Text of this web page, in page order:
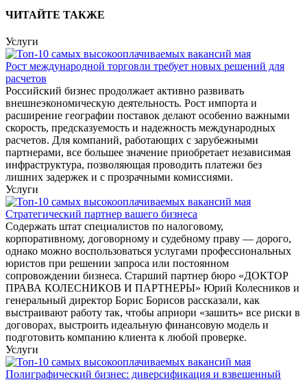
ЧИТАЙТЕ ТАКЖЕ
Услуги
Рост международной торговли требует новых решений для
расчетов
Российский бизнес продолжает активно развивать
внешнеэкономическую деятельность. Рост импорта и
расширение географии поставок делают особенно важными
скорость, предсказуемость и надежность международных
расчетов. Для компаний, работающих с зарубежными
партнерами, все большее значение приобретает независимая
инфраструктура, позволяющая проводить платежи без
лишних задержек и с прозрачными комиссиями.
Услуги
Стратегический партнер вашего бизнеса
Содержать штат специалистов по налоговому,
корпоративному, договорному и судебному праву — дорого,
однако можно воспользоваться услугами профессиональных
юристов при решении запроса или постоянном
сопровождении бизнеса. Старший партнер бюро «ДОКТОР
ПРАВА КОЛЕСНИКОВ И ПАРТНЕРЫ» Юрий Колесников и
генеральный директор Борис Борисов рассказали, как
выстраивают работу так, чтобы априори «зашить» все риски в
договорах, выстроить идеальную финансовую модель и
подготовить компанию клиента к любой проверке.
Услуги
Полиграфический бизнес: диверсификация и взвешенный